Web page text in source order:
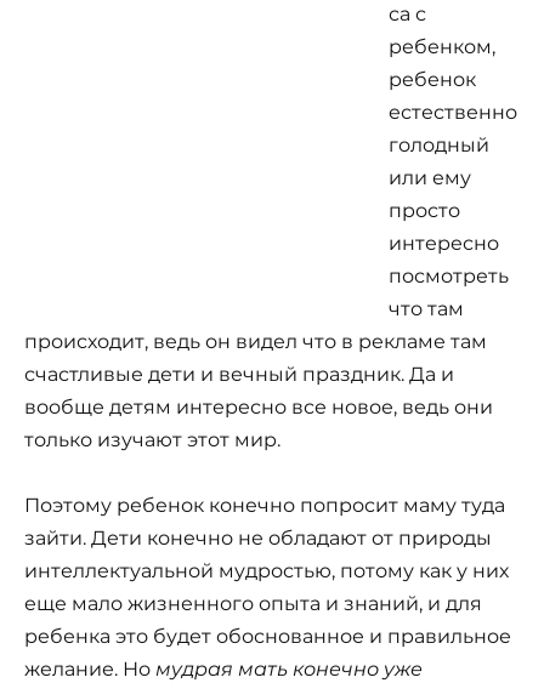
са с
ребенком,
ребенок
естественно
голодный
или ему
просто
интересно
посмотреть
что там
происходит, ведь он видел что в рекламе там
счастливые дети и вечный праздник. Да и
вообще детям интересно все новое, ведь они
только изучают этот мир.
Поэтому ребенок конечно попросит маму туда
зайти. Дети конечно не обладают от природы
интеллектуальной мудростью, потому как у них
еще мало жизненного опыта и знаний, и для
ребенка это будет обоснованное и правильное
желание. Но мудрая мать конечно уже